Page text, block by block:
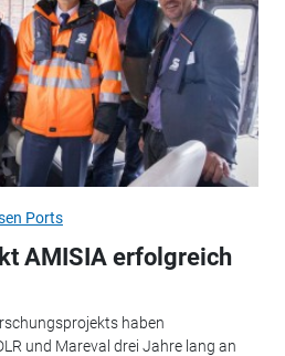
Ports
AMISIA erfolgreich
haben
und Mareval drei Jahre lang an